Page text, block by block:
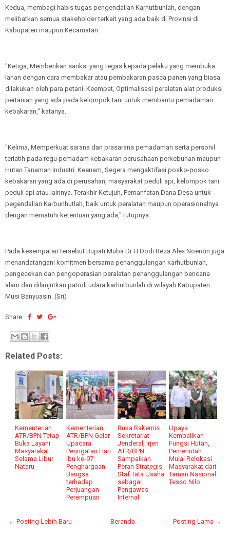
Kedua, membagi habis tugas pengendalian Karhutbunlah, dengan
melibatkan semua stakeholder terkait yang ada baik di Provinsi di
Kabupaten maupun Kecamatan.
"Ketiga, Memberikan sanksi yang tegas kepada pelaku yang membuka
lahan dengan cara membakar atau pembakaran pasca panen yang biasa
dilakukan oleh para petani. Keempat, Optimalisasi peralatan alat produksi
pertanian yang ada pada kelompok tani untuk membantu pemadaman
kebakaran," katanya.
"Kelima, Memperkuat sarana dan prasarana pemadaman serta personil
terlatih pada regu pemadam kebakaran perusahaan perkebunan maupun
Hutan Tanaman Industri. Keenam, Segera mengaktifasi posko-posko
kebakaran yang ada di perusahan, masyarakat peduli api, kelompok tani
peduli api atau lainnya. Terakhir Ketujuh, Pemanfatan Dana Desa untuk
pegendalian Karbunhutlah, baik untuk peralatan maupun operasionalnya
dengan mematuhi ketentuan yang ada," tutupnya.
Pada kesempatan tersebut Bupati Muba Dr H Dodi Reza Alex Noerdin juga
menandatangani komitmen bersama penanggulangan karhutbunlah,
pengecekan dan pengoperasian peralatan penanggulangan bencana
alam dan dilanjutkan patroli udara karhutbunlah di wilayah Kabupaten
Musi Banyuasin. (Sri)
Share:
Related Posts:
Kementerian
ATR/BPN Tetap
Buka Layani
Masyarakat
Selama Libur
Nataru
Kementerian
ATR/BPN Gelar
Upacara
Peringatan Hari
Ibu ke-97:
Penghargaan
Bangsa
terhadap
Perjuangan
Perempuan
Buka Rakernis
Sekretariat
Jenderal, Irjen
ATR/BPN
Sampaikan
Peran Strategis
Staf Tata Usaha
sebagai
Pengawas
Internal
Upaya
Kembalikan
Fungsi Hutan,
Pemerintah
Mulai Relokasi
Masyarakat dari
Taman Nasional
Tesso Nilo
← Posting Lebih Baru Posting Lama →
Beranda